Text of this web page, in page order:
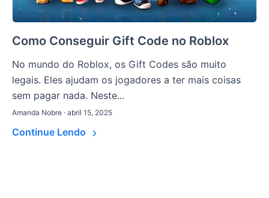
Como Conseguir Gift Code no Roblox
No mundo do Roblox, os Gift Codes são muito
legais. Eles ajudam os jogadores a ter mais coisas
sem pagar nada. Neste...
Amanda Nobre · abril 15, 2025
Continue Lendo